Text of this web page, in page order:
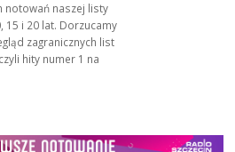
notowań naszej listy
15 i 20 lat. Dorzucamy
zagranicznych list
hity numer 1 na